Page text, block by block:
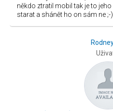
někdo ztratil mobil tak je to
starat a shánět ho on sám ne ;-)